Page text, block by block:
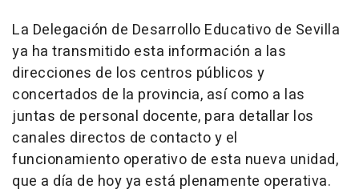
La Delegación de Desarrollo Educativo de Sevilla
ya ha transmitido esta información a las
direcciones de los centros públicos y
concertados de la provincia, así como a las
juntas de personal docente, para detallar los
canales directos de contacto y el
funcionamiento operativo de esta nueva unidad,
que a día de hoy ya está plenamente operativa.